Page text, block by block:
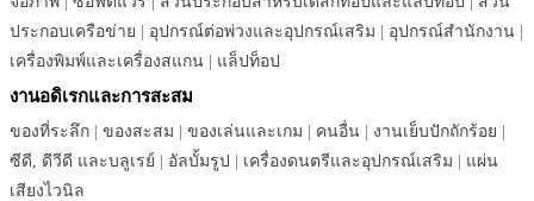
ประกอบเครือข่าย | อุปกรณ์ต่อพ่วงและอุปกรณ์เสริม | อุปกรณ์สำนักงาน |
เครื่องพิมพ์และเครื่องสแกน | แล็ปท็อป
งานอดิเรกและการสะสม
ของที่ระลึก | ของสะสม | ของเล่นและเกม | คนอื่น | งานเย็บปักถักร้อย |
ซีดี, ดีวีดี และบลูเรย์ | อัลบั้มรูป | เครื่องดนตรีและอุปกรณ์เสริม | แผ่น
เสียงไวนิล